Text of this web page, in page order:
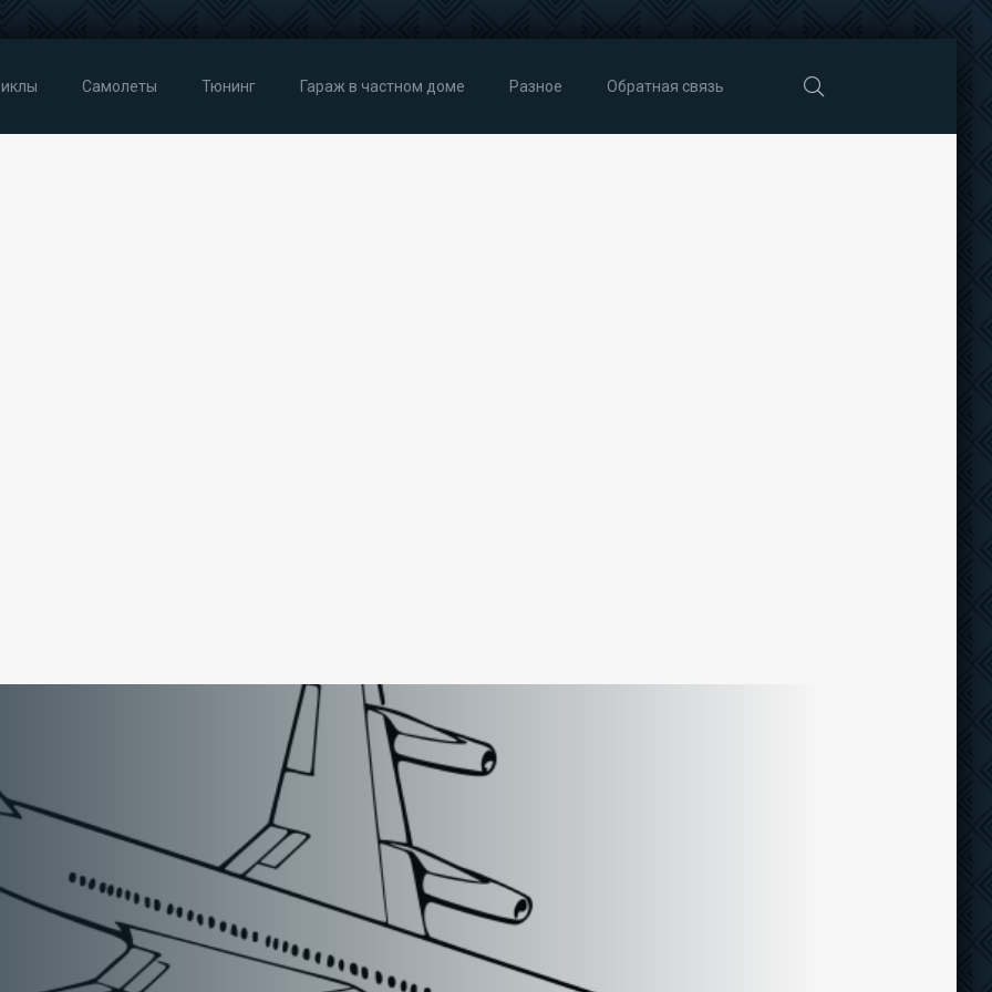
Самолеты Тюнинг Гараж в частном доме Разное Обратная связь